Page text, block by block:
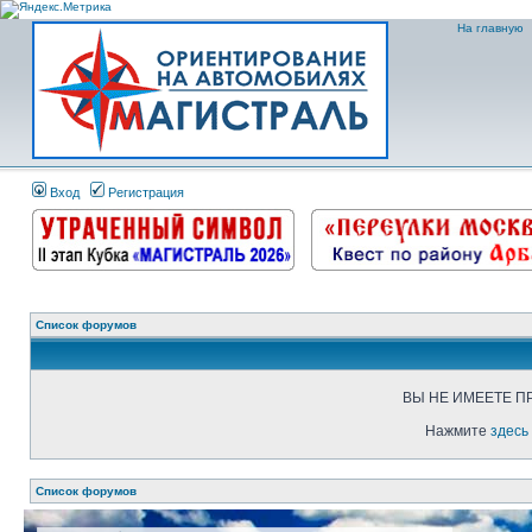
На главную
Вход Регистрация
Список форумов
ВЫ НЕ ИМЕЕТЕ
Нажмите здесь
Список форумов